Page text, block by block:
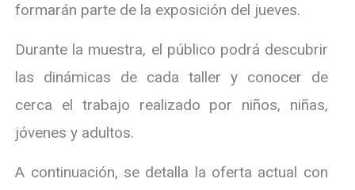
formarán parte de la exposición del jueves.
Durante la muestra, el público podrá descubrir
las dinámicas de cada taller y conocer de
cerca el trabajo realizado por niños, niñas,
jóvenes y adultos.
A continuación, se detalla la oferta actual con